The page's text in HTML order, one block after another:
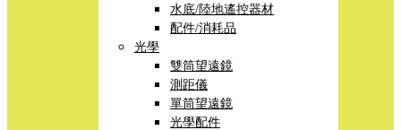
水底/陸地遙控器材
配件/消耗品
光學
雙筒望遠鏡
測距儀
單筒望遠鏡
光學配件